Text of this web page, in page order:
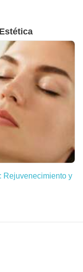
Rejuvenecimiento y